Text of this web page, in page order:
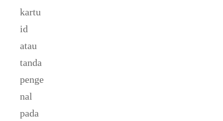
kartu
id
atau
tanda
penge
nal
pada